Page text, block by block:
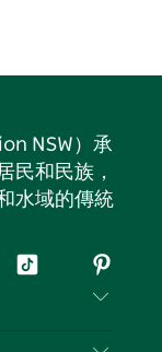
NSW）承
民和民族，
水域的傳統
抖